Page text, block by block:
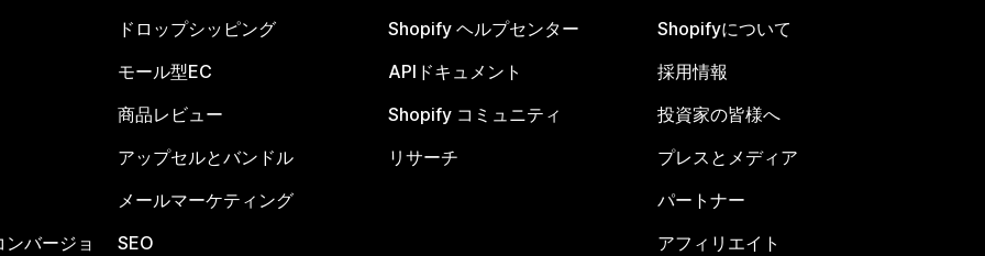
バージョ
ドロップシッピング
モール型EC
商品レビュー
アップセルとバンドル
メールマーケティング
SEO
Shopify ヘルプセンター
APIドキュメント
Shopify コミュニティ
リサーチ
Shopifyについて
採用情報
投資家の皆様へ
プレスとメディア
パートナー
アフィリエイト